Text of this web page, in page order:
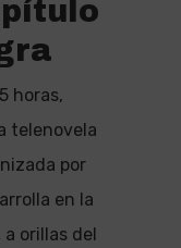
horas,
telenovela
por
en la
orillas del